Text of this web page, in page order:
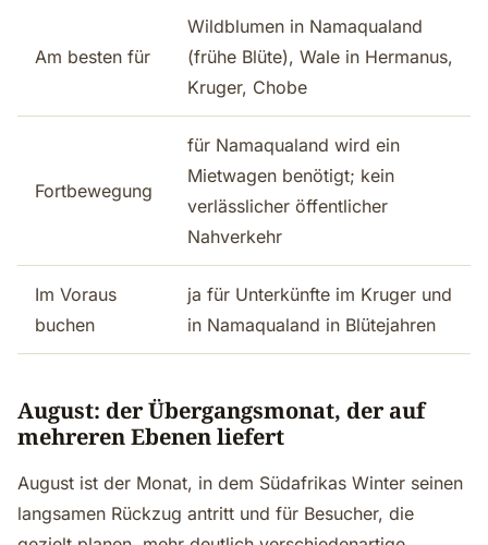
Am besten für
Wildblumen in Namaqualand
(frühe Blüte), Wale in Hermanus,
Kruger, Chobe
Fortbewegung
für Namaqualand wird ein
Mietwagen benötigt; kein
verlässlicher öffentlicher
Nahverkehr
Im Voraus
buchen
ja für Unterkünfte im Kruger und
in Namaqualand in Blütejahren
August: der Übergangsmonat, der auf
mehreren Ebenen liefert
August ist der Monat, in dem Südafrikas Winter seinen
langsamen Rückzug antritt und für Besucher, die